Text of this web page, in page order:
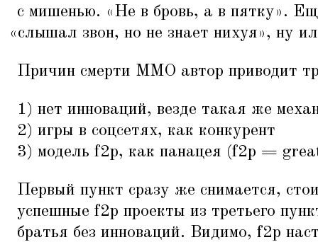
с мишенью. «Не в бровь, а в пятку».
«слышал звон, но не знает нихуя», ну
Причин смерти ММО автор приводит
1) нет инноваций, везде такая же
2) игры в соцсетях, как конкурент
3) модель f2p, как панацея (f2p =
Первый пункт сразу же снимается,
успешные f2p проекты из третьего
братья без инноваций. Видимо, f2p